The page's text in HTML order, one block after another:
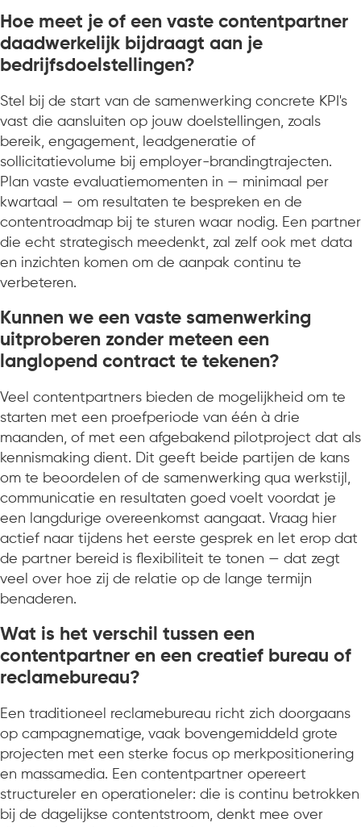
Hoe meet je of een vaste contentpartner
daadwerkelijk bijdraagt aan je
bedrijfsdoelstellingen?
Stel bij de start van de samenwerking concrete KPI's
vast die aansluiten op jouw doelstellingen, zoals
bereik, engagement, leadgeneratie of
sollicitatievolume bij employer-brandingtrajecten.
Plan vaste evaluatiemomenten in — minimaal per
kwartaal — om resultaten te bespreken en de
contentroadmap bij te sturen waar nodig. Een partner
die echt strategisch meedenkt, zal zelf ook met data
en inzichten komen om de aanpak continu te
verbeteren.
Kunnen we een vaste samenwerking
uitproberen zonder meteen een
langlopend contract te tekenen?
Veel contentpartners bieden de mogelijkheid om te
starten met een proefperiode van één à drie
maanden, of met een afgebakend pilotproject dat als
kennismaking dient. Dit geeft beide partijen de kans
om te beoordelen of de samenwerking qua werkstijl,
communicatie en resultaten goed voelt voordat je
een langdurige overeenkomst aangaat. Vraag hier
actief naar tijdens het eerste gesprek en let erop dat
de partner bereid is flexibiliteit te tonen — dat zegt
veel over hoe zij de relatie op de lange termijn
benaderen.
Wat is het verschil tussen een
contentpartner en een creatief bureau of
reclamebureau?
Een traditioneel reclamebureau richt zich doorgaans
op campagnematige, vaak bovengemiddeld grote
projecten met een sterke focus op merkpositionering
en massamedia. Een contentpartner opereert
structureler en operationeler: die is continu betrokken
bij de dagelijkse contentstroom, denkt mee over